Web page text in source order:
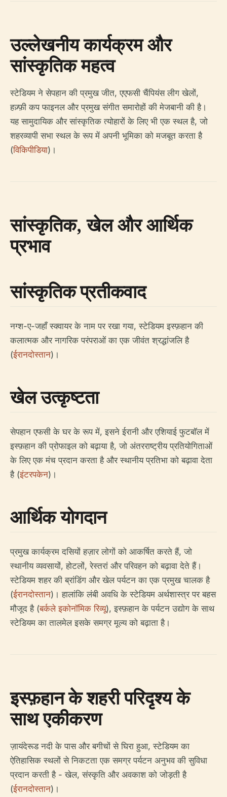
उल्लेखनीय कार्यक्रम और
सांस्कृतिक महत्व
स्टेडियम ने सेपहान की प्रमुख जीत, एएफसी चैंपियंस लीग खेलों,
हज़्फ़ी कप फाइनल और प्रमुख संगीत समारोहों की मेजबानी की है।
यह सामुदायिक और सांस्कृतिक त्योहारों के लिए भी एक स्थल है, जो
शहरव्यापी सभा स्थल के रूप में अपनी भूमिका को मजबूत करता है
(विकिपीडिया)।
सांस्कृतिक, खेल और आर्थिक
प्रभाव
सांस्कृतिक प्रतीकवाद
नग्श-ए-जहाँ स्क्वायर के नाम पर रखा गया, स्टेडियम इस्फ़हान की
कलात्मक और नागरिक परंपराओं का एक जीवंत श्रद्धांजलि है
(ईरानदोस्तान)।
खेल उत्कृष्टता
सेपहान एफसी के घर के रूप में, इसने ईरानी और एशियाई फुटबॉल में
इस्फ़हान की प्रोफाइल को बढ़ाया है, जो अंतरराष्ट्रीय प्रतियोगिताओं
के लिए एक मंच प्रदान करता है और स्थानीय प्रतिभा को बढ़ावा देता
है (इंटरपकेन)।
आर्थिक योगदान
प्रमुख कार्यक्रम दसियों हज़ार लोगों को आकर्षित करते हैं, जो
स्थानीय व्यवसायों, होटलों, रेस्तरां और परिवहन को बढ़ावा देते हैं।
स्टेडियम शहर की ब्रांडिंग और खेल पर्यटन का एक प्रमुख चालक है
(ईरानदोस्तान)। हालांकि लंबी अवधि के स्टेडियम अर्थशास्त्र पर बहस
मौजूद है (बर्कले इकोनॉमिक रिव्यू), इस्फ़हान के पर्यटन उद्योग के साथ
स्टेडियम का तालमेल इसके समग्र मूल्य को बढ़ाता है।
इस्फ़हान के शहरी परिदृश्य के
साथ एकीकरण
ज़ायंदेरूड नदी के पास और बगीचों से घिरा हुआ, स्टेडियम का
ऐतिहासिक स्थलों से निकटता एक समग्र पर्यटन अनुभव की सुविधा
प्रदान करती है - खेल, संस्कृति और अवकाश को जोड़ती है
(ईरानदोस्तान)।